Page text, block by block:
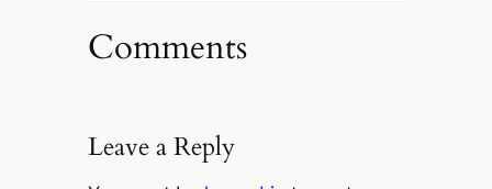
Comments
Leave a Reply